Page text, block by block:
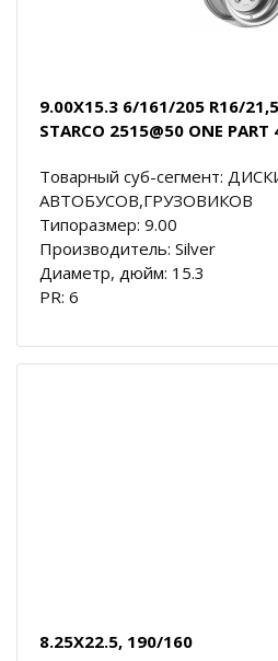
9.00X15.3 6/161/205 R16/21,5
STARCO 2515@50 ONE
Товарный суб-сегмент:
АВТОБУСОВ,ГРУЗОВИКОВ
Типоразмер: 9.00
Производитель: Silver
Диаметр, дюйм: 15.3
PR: 6
8.25X22.5, 190/160